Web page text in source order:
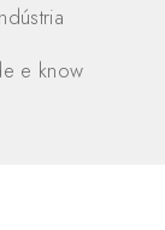
e know